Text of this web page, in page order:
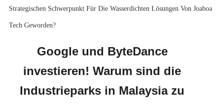
Strategischen Schwerpunkt Für Die Wasserdichten Lösungen Von Joaboa
Tech Geworden?
Google und ByteDance
investieren! Warum sind die
Industrieparks in Malaysia zu